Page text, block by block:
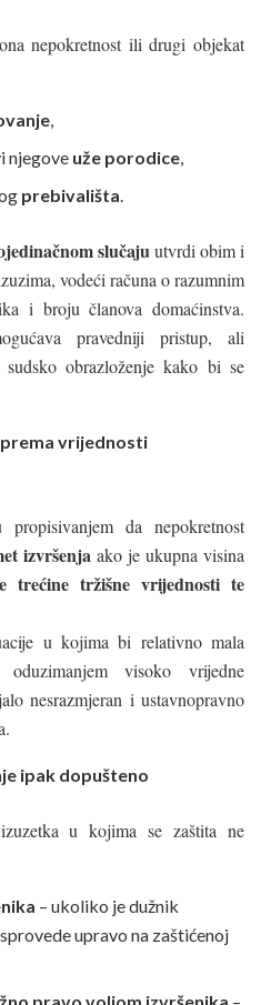
nepokretnost ili drugi objekat
njegove uže porodice
prebivališta
slučajuutvrdi obim i
vodeći računa o razumnim
i broju članova domaćinstva.
pravedniji pristup, ali
sudsko obrazloženje kako bi se
vrijednosti
da nepokretnost
izvršenja ako je ukupna visina
trećine tržišne vrijednosti te
u kojima bi relativno mala
visoko vrijedne
nesrazmjeran i ustavnopravno
ipak dopušteno
u kojima se zaštita ne
– ukoliko je dužnik
upravo na zaštićenoj